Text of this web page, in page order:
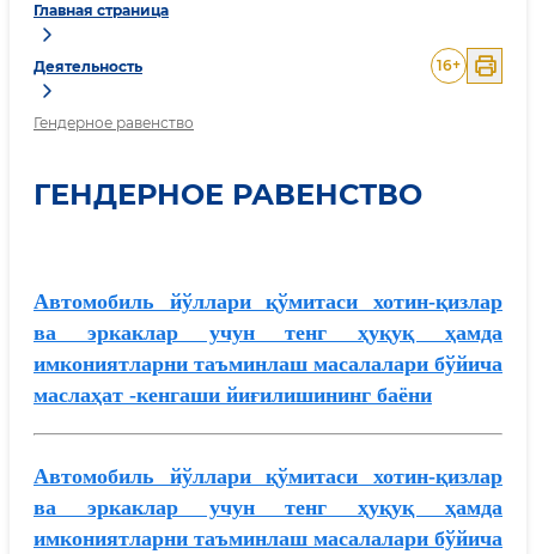
Главная страница
Деятельность
Гендерное равенство
16+
ГЕНДЕРНОЕ РАВЕНСТВО
Автомобиль йўллари қўмитаси хотин-қизлар
ва эркаклар учун тенг ҳуқуқ ҳамда
имкониятларни таъминлаш масалалари бўйича
маслаҳат -кенгаши йиғилишининг баёни
Автомобиль йўллари қўмитаси хотин-қизлар
ва эркаклар учун тенг ҳуқуқ ҳамда
имкониятларни таъминлаш масалалари бўйича